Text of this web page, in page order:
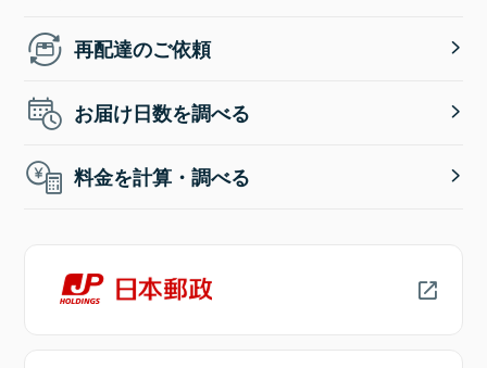
再配達のご依頼
お届け日数を調べる
料金を計算・調べる